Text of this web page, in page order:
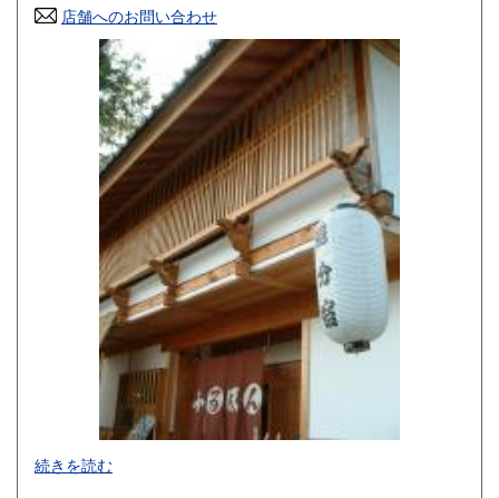
高知県 600円
600円 長崎県
600円 大分県
600円 鹿児島県
600円
店舗へのお問い合わせ
続きを読む